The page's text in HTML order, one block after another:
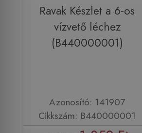
Ravak Készlet a 6-os
vízvető léchez
(B440000001)
Azonosító: 141907
Cikkszám: B440000001